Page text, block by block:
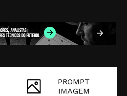
PROMPT
IMAGEM